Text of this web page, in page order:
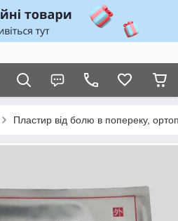
Пластир від болю в попереку,